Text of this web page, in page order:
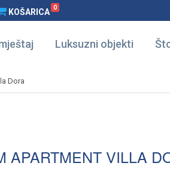
KOŠARICA 0
Luksuzni objekti
Dora
APARTMENT VILLA